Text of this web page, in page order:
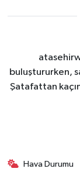
buluştururken,
Şatafattan
Hava Durumu